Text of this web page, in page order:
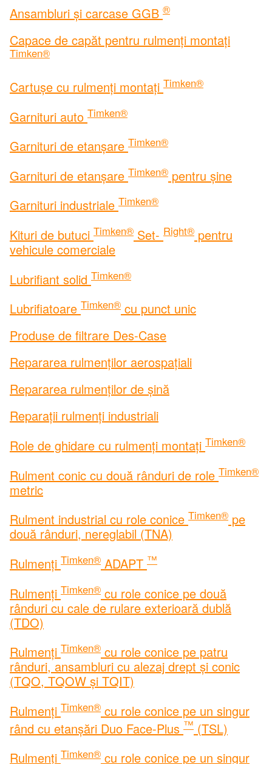
Ansambluri și carcase GGB ®
Capace de capăt pentru rulmenți montați
Timken®
Cartușe cu rulmenți montați Timken®
Garnituri auto Timken®
Garnituri de etanșare Timken®
Garnituri de etanșare Timken® pentru șine
Garnituri industriale Timken®
Kituri de butuci Timken® Set- Right® pentru
vehicule comerciale
Lubrifiant solid Timken®
Lubrifiatoare Timken® cu punct unic
Produse de filtrare Des-Case
Repararea rulmenților aerospațiali
Repararea rulmenților de șină
Reparații rulmenți industriali
Role de ghidare cu rulmenți montați Timken®
Rulment conic cu două rânduri de role Timken®
metric
Rulment industrial cu role conice Timken® pe
două rânduri, nereglabil (TNA)
Rulmenți Timken® ADAPT ™
Rulmenți Timken® cu role conice pe două
rânduri cu cale de rulare exterioară dublă
(TDO)
Rulmenți Timken® cu role conice pe patru
rânduri, ansambluri cu alezaj drept și conic
(TQO, TQOW și TQIT)
Rulmenți Timken® cu role conice pe un singur
rând cu etanșări Duo Face-Plus ™ (TSL)
Rulmenți Timken® cu role conice pe un singur